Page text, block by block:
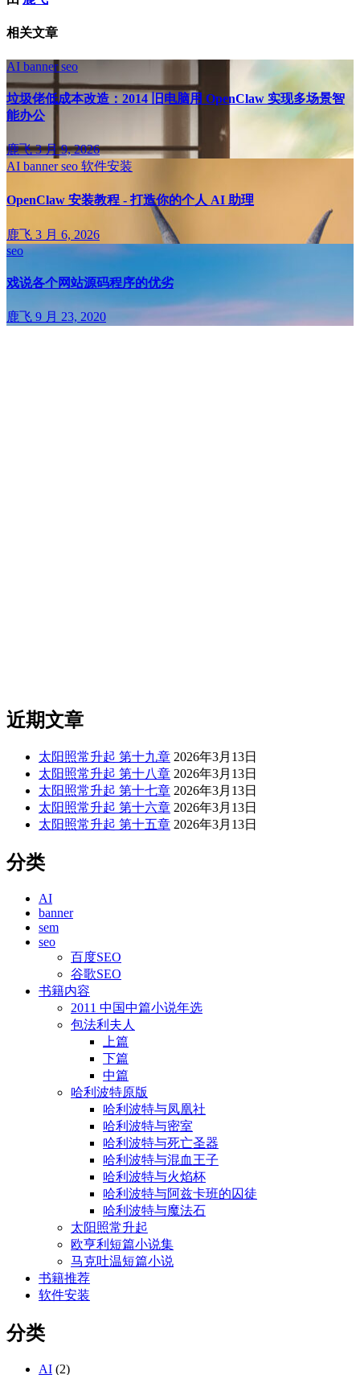
相关文章
AI bannerseo
垃圾佬低成本改造：2014 旧电脑用 OpenClaw 实现多场景智
能办公
鹿飞3 月 9, 2026
AI bannerseo 软件安装
OpenClaw 安装教程 - 打造你的个人 AI 助理
鹿飞 3 月 6, 2026
seo
戏说各个网站源码程序的优劣
鹿飞 9 月 23, 2020
近期文章
太阳照常升起 第十九章 2026年3月13日
太阳照常升起 第十八章 2026年3月13日
太阳照常升起 第十七章 2026年3月13日
太阳照常升起 第十六章 2026年3月13日
太阳照常升起 第十五章 2026年3月13日
分类
AI
banner
sem
seo
百度SEO
谷歌SEO
书籍内容
2011 中国中篇小说年选
包法利夫人
上篇
下篇
中篇
哈利波特原版
哈利波特与凤凰社
哈利波特与密室
哈利波特与死亡圣器
哈利波特与混血王子
哈利波特与火焰杯
哈利波特与阿兹卡班的囚徒
哈利波特与魔法石
太阳照常升起
欧亨利短篇小说集
马克吐温短篇小说
书籍推荐
软件安装
分类
AI (2)